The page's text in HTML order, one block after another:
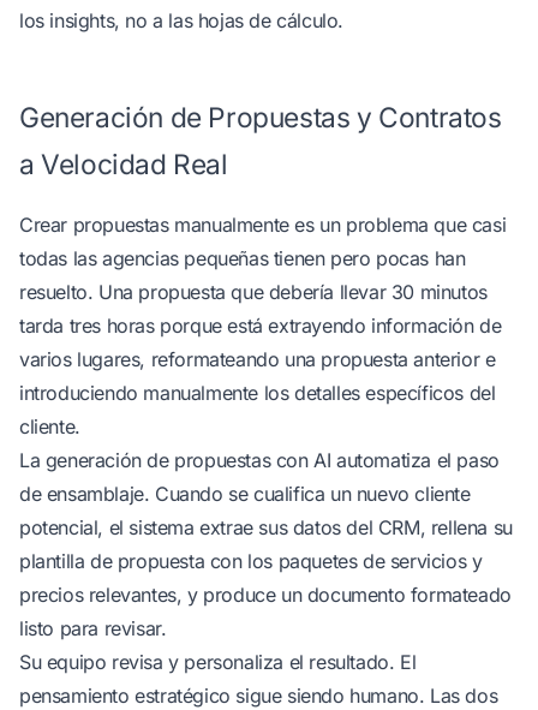
los insights, no a las hojas de cálculo.
Generación de Propuestas y Contratos
a Velocidad Real
Crear propuestas manualmente es un problema que casi
todas las agencias pequeñas tienen pero pocas han
resuelto. Una propuesta que debería llevar 30 minutos
tarda tres horas porque está extrayendo información de
varios lugares, reformateando una propuesta anterior e
introduciendo manualmente los detalles específicos del
cliente.
La generación de propuestas con AI automatiza el paso
de ensamblaje. Cuando se cualifica un nuevo cliente
potencial, el sistema extrae sus datos del CRM, rellena su
plantilla de propuesta con los paquetes de servicios y
precios relevantes, y produce un documento formateado
listo para revisar.
Su equipo revisa y personaliza el resultado. El
pensamiento estratégico sigue siendo humano. Las dos